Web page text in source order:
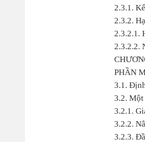
2.3.1.
2.3.2.
2.3.2.1.
2.3.2.2.
PHẦN
3.1.
3.2.
3.2.1.
3.2.2.
3.2.3.